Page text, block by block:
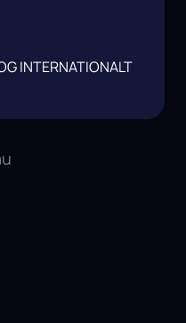
INTERNATIONALT